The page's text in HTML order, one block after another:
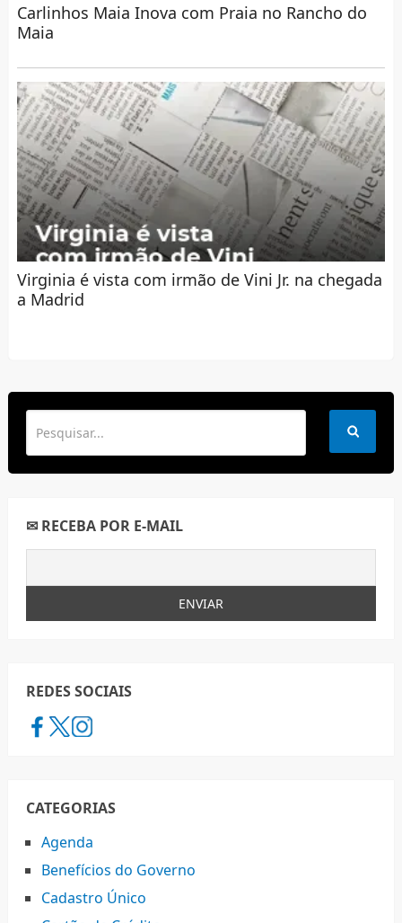
Carlinhos Maia Inova com Praia no Rancho do
Maia
Virginia é vista com irmão de Vini Jr. na chegada
a Madrid
✉ RECEBA POR E-MAIL
REDES SOCIAIS
CATEGORIAS
Agenda
Benefícios do Governo
Cadastro Único